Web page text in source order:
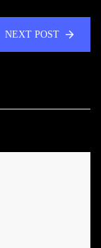
NEXT POST